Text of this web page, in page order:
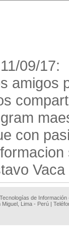
09/17:
amigos
con
Vaca
de
Miguel, Lima - Perú |